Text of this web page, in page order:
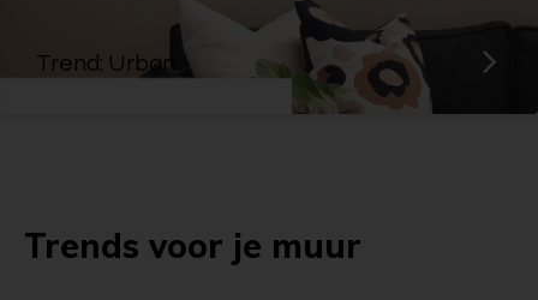
Trend: Urban
Trends voor je muur